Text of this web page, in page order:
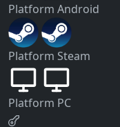
Platform Android
Platform Steam
Platform PC